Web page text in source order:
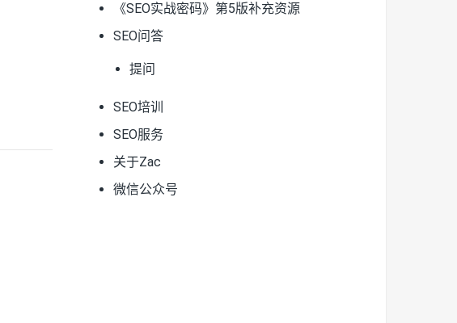
《SEO实战密码》第5版补充资源
SEO问答
提问
SEO培训
SEO服务
关于Zac
微信公众号